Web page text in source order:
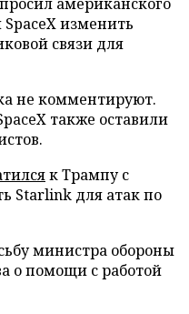
изменить
связи для
не комментируют.
также оставили
к Трампу с
Starlink для атак по
министра обороны
о помощи с работой